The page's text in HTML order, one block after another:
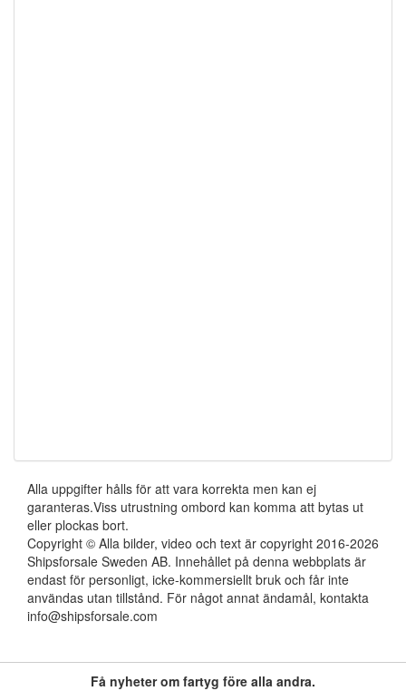
Alla uppgifter hålls för att vara korrekta men kan ej
garanteras.Viss utrustning ombord kan komma att bytas ut
eller plockas bort.
Copyright © Alla bilder, video och text är copyright 2016-2026
Shipsforsale Sweden AB. Innehållet på denna webbplats är
endast för personligt, icke-kommersiellt bruk och får inte
användas utan tillstånd. För något annat ändamål, kontakta
info@shipsforsale.com
Få nyheter om fartyg före alla andra.